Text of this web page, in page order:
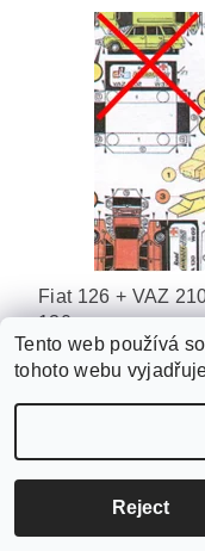
Fiat 126 + VAZ
130
49 Kč
Tento web používá
tohoto webu
Reject